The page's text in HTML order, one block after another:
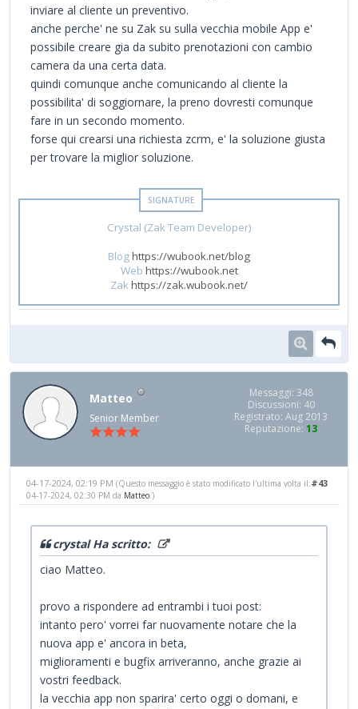
inviare al cliente un preventivo.
anche perche' ne su Zak su sulla vecchia mobile App e'
possibile creare gia da subito prenotazioni con cambio
camera da una certa data.
quindi comunque anche comunicando al cliente la
possibilita' di soggiornare, la preno dovresti comunque
fare in un secondo momento.
forse qui crearsi una richiesta zcrm, e' la soluzione giusta
per trovare la miglior soluzione.
Crystal (Zak Team Developer)
Bloghttps://wubook.net/blog
Web https://wubook.net
Zakhttps://zak.wubook.net/
Matteo
Senior Member
Messaggi: 348
Discussioni: 40
Registrato: Aug 2013
Reputazione: 13
#43
04-17-2024, 02:19 PM (Questo messaggio è stato modificato l'ultima volta il:
04-17-2024, 02:30 PM da Matteo.)
crystal Ha scritto:
ciao Matteo.
provo a rispondere ad entrambi i tuoi post:
intanto pero' vorrei far nuovamente notare che la
nuova app e' ancora in beta,
miglioramenti e bugfix arriveranno, anche grazie ai
vostri feedback.
la vecchia app non sparira' certo oggi o domani, e